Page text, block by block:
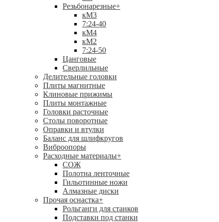
Резьбонарезные+
кМ3
7:24-40
кМ4
кМ2
7:24-50
Цанговые
Сверлильные
Делительные головки
Плиты магнитные
Клиновые прижимы
Плиты монтажные
Головки расточные
Столы поворотные
Оправки и втулки
Баланс для шлифкругов
Виброопоры
Расходные материалы+
СОЖ
Полотна ленточные
Гильотинные ножи
Алмазные диски
Прочая оснастка+
Рольганги для станков
Подставки под станки